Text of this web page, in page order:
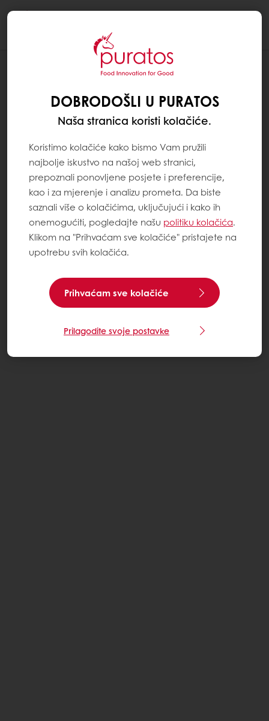
PROJEKT "MISSION TO MARS"
SPACEBAKERY OSVAJA ZLATNU
NAGRADU NA GLOBAL SPACE
DOBRODOŠLI U PURATOS
Naša stranica koristi kolačiće.
Koristimo kolačiće kako bismo Vam pružili
najbolje iskustvo na našoj web stranici,
prepoznali ponovljene posjete i preferencije,
kao i za mjerenje i analizu prometa. Da biste
saznali više o kolačićima, uključujući i kako ih
onemogućiti, pogledajte našu politiku kolačića.
Klikom na "Prihvaćam sve kolačiće" pristajete na
upotrebu svih kolačića.
Prihvaćam sve kolačiće
Prilagodite svoje postavke